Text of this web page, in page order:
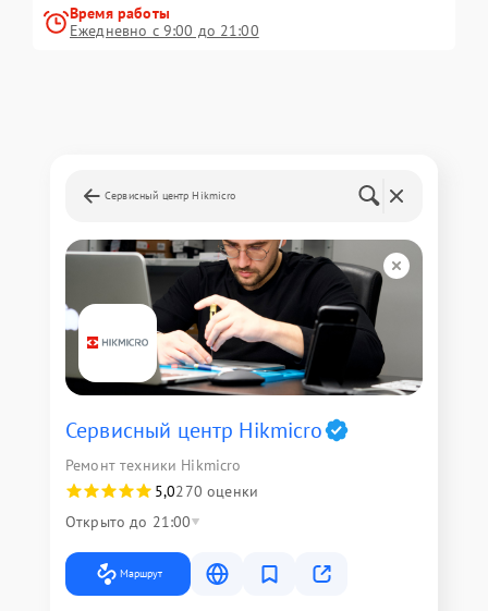
Время работы
Ежедневно с 9:00 до 21:00
Сервисный центр Hikmicro
Сервисный центр Hikmicro
Ремонт техники Hikmicro
5,0270 оценки
Открыто до 21:00
Маршрут